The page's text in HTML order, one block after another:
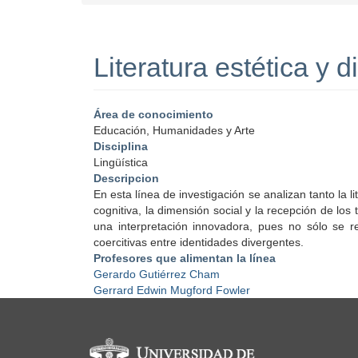
Literatura estética y
Área de conocimiento
Educación, Humanidades y Arte
Disciplina
Lingüística
Descripcion
En esta línea de investigación se analizan tanto la
cognitiva, la dimensión social y la recepción de
una interpretación innovadora, pues no sólo se
coercitivas entre identidades divergentes.
Profesores que alimentan la línea
Gerardo Gutiérrez Cham
Gerrard Edwin Mugford Fowler
Información del portal